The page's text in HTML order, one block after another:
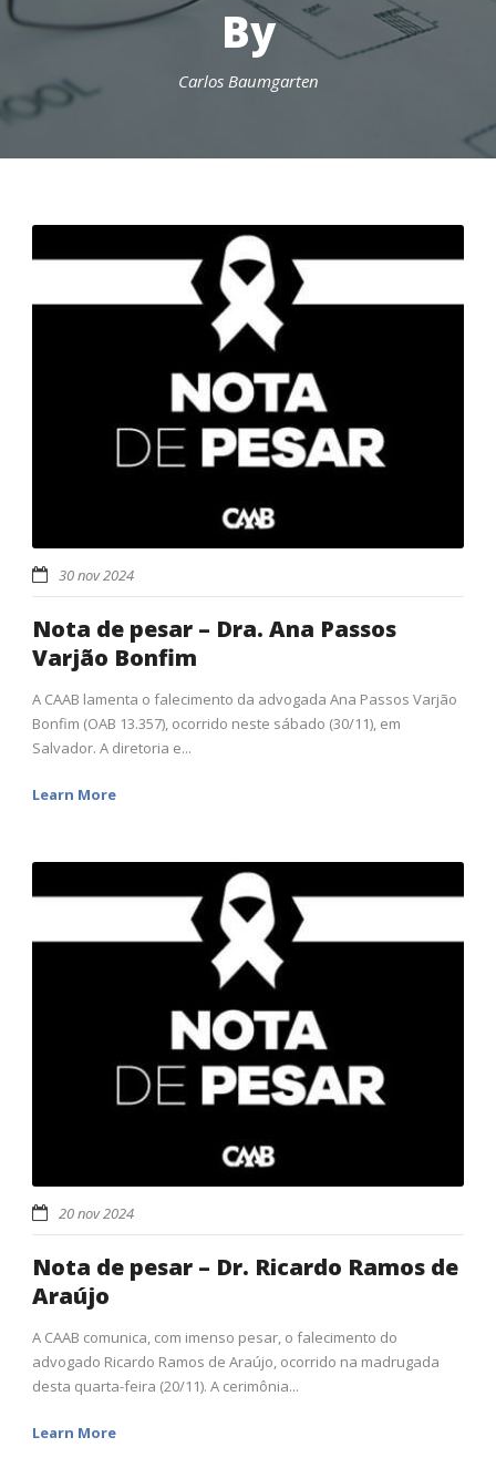
By
Carlos Baumgarten
30 nov 2024
Nota de pesar – Dra. Ana Passos
Varjão Bonfim
A CAAB lamenta o falecimento da advogada Ana Passos Varjão
Bonfim (OAB 13.357), ocorrido neste sábado (30/11), em
Salvador. A diretoria e...
Learn More
20 nov 2024
Nota de pesar – Dr. Ricardo Ramos de
Araújo
A CAAB comunica, com imenso pesar, o falecimento do
advogado Ricardo Ramos de Araújo, ocorrido na madrugada
desta quarta-feira (20/11). A cerimônia...
Learn More